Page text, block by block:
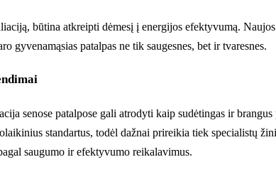
būtina atkreipti dėmesį į energijos efektyvumą.
gyvenamąsias patalpas ne tik saugesnes, bet ir tvaresnes.
senose patalpose gali atrodyti kaip sudėtingas ir
standartus, todėl dažnai prireikia tiek specialistų
saugumo ir efektyvumo reikalavimus.